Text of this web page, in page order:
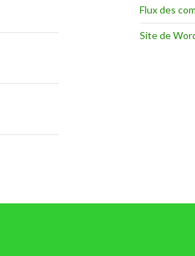
Flux des
Site de